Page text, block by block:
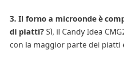
3. Il forno a microonde è
di piatti?Sì, il Candy Idea
con la maggior parte dei piatti